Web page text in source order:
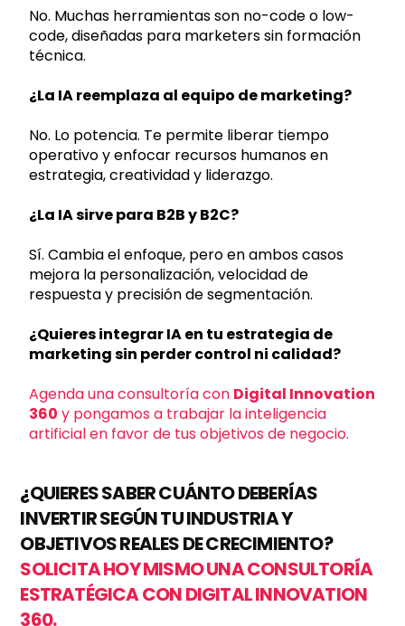
No. Muchas herramientas son no-code o low-
code, diseñadas para marketers sin formación
técnica.
¿La IA reemplaza al equipo de marketing?
No. Lo potencia. Te permite liberar tiempo
operativo y enfocar recursos humanos en
estrategia, creatividad y liderazgo.
¿La IA sirve para B2B y B2C?
Sí. Cambia el enfoque, pero en ambos casos
mejora la personalización, velocidad de
respuesta y precisión de segmentación.
¿Quieres integrar IA en tu estrategia de
marketing sin perder control ni calidad?
Agenda una consultoría con Digital Innovation
360 y pongamos a trabajar la inteligencia
artificial en favor de tus objetivos de negocio.
¿QUIERES SABER CUÁNTO DEBERÍAS
INVERTIR SEGÚN TU INDUSTRIA Y
OBJETIVOS REALES DE CRECIMIENTO?
SOLICITA HOY MISMO UNA CONSULTORÍA
ESTRATÉGICA CON DIGITAL INNOVATION
360.